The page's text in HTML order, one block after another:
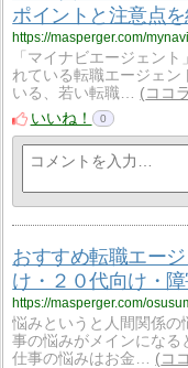
ポイントと注意点
https://masperger.com/
「マイナビエージェン
れている転職エージェン
いる、若い転職…
ココ
いいね！
0
おすすめ転職エー
け・２０代向け・障
https://masperger.com/
悩みというと人間関係の
事の悩みがメインになる
仕事の悩みはお金…
コ